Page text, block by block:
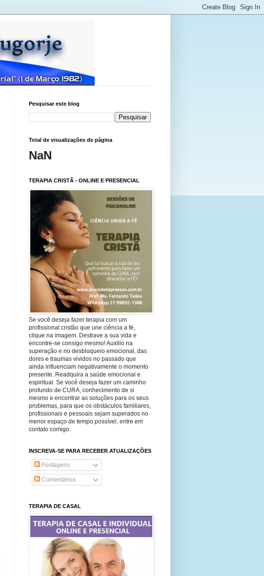
Pesquisar este blog
Total de visualizações de página
NaN
TERAPIA CRISTÃ - ONLINE E PRESENCIAL
Se você deseja fazer terapia com um
profissional cristão que une ciência a fé,
clique na imagem. Destrave a sua vida e
encontre-se consigo mesmo! Auxilio na
superação e no desbloqueio emocional, das
dores e traumas vividos no passado que
ainda influenciam negativamente o momento
presente. Readquira a saúde emocional e
espiritual. Se você deseja fazer um caminho
profundo de CURA, conhecimento de si
mesmo e encontrar as soluções para os seus
problemas, para que os obstáculos familiares,
profissionais e pessoais sejam superados no
menor espaço de tempo possível, entre em
contato comigo.
INSCREVA-SE PARA RECEBER ATUALIZAÇÕES
Postagens
Comentários
TERAPIA DE CASAL